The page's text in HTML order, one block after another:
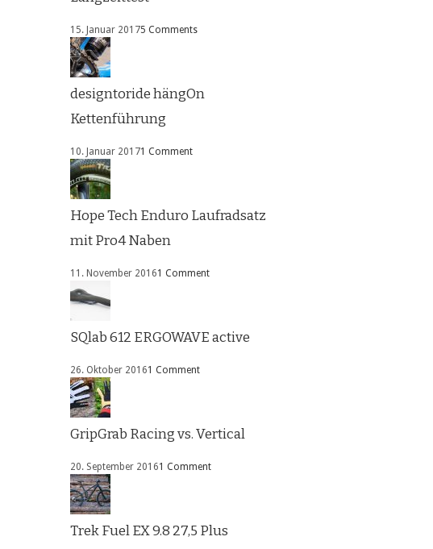
15. Januar 20175 Comments
designtoride hängOn
Kettenführung
10. Januar 20171 Comment
Hope Tech Enduro Laufradsatz
mit Pro4 Naben
11. November 20161 Comment
SQlab 612 ERGOWAVE active
26. Oktober 20161 Comment
GripGrab Racing vs. Vertical
20. September 20161 Comment
Trek Fuel EX 9.8 27,5 Plus